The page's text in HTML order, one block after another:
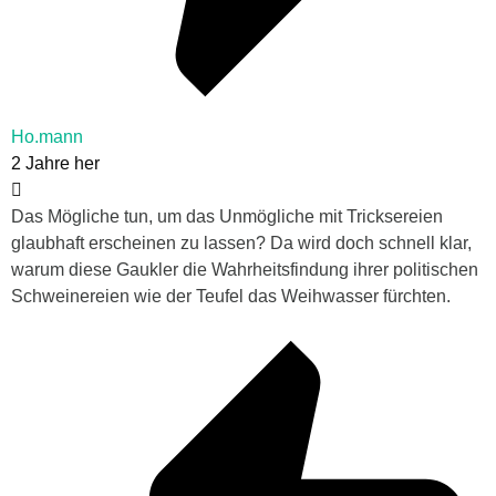
Ho.mann
2 Jahre her
Das Mögliche tun, um das Unmögliche mit Tricksereien
glaubhaft erscheinen zu lassen? Da wird doch schnell klar,
warum diese Gaukler die Wahrheitsfindung ihrer politischen
Schweinereien wie der Teufel das Weihwasser fürchten.